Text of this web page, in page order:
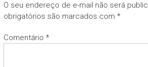
O seu endereço de e-mail não será
obrigatórios são marcados com *
Comentário *